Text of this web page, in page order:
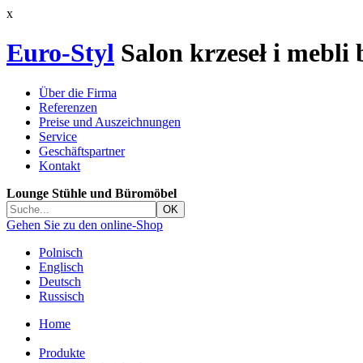
x
Euro-Styl Salon krzeseł i
Über die Firma
Referenzen
Preise und Auszeichnungen
Service
Geschäftspartner
Kontakt
Lounge Stühle und Büromöbel
Gehen Sie zu den online-Shop
Polnisch
Englisch
Deutsch
Russisch
Home
Produkte